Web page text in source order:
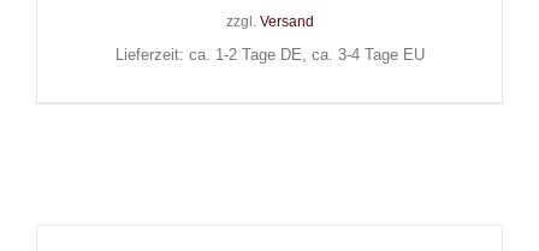
zzgl. Versand
Lieferzeit: ca. 1-2 Tage DE, ca. 3-4 Tage EU